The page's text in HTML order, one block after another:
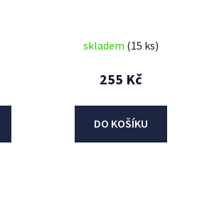
skladem (15 ks)
255 Kč
DO KOŠÍKU